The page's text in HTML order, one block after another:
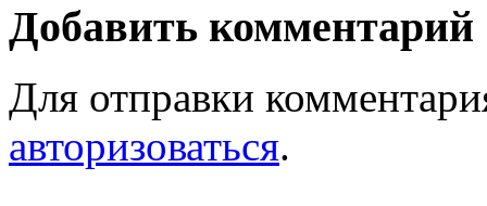
Добавить комментарий
Для отправки
авторизоваться.